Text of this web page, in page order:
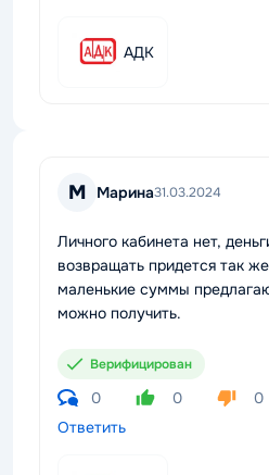
АДК
М Марина31.03.2024
Личного кабинета нет,
возвращать придется так
маленькие суммы
можно получить.
Верифицирован
0 0
0
Ответить